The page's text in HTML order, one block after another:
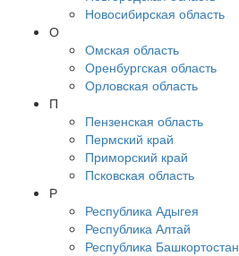
Новосибирская область
О
Омская область
Оренбургская область
Орловская область
П
Пензенская область
Пермский край
Приморский край
Псковская область
Р
Республика Адыгея
Республика Алтай
Республика Башкортостан